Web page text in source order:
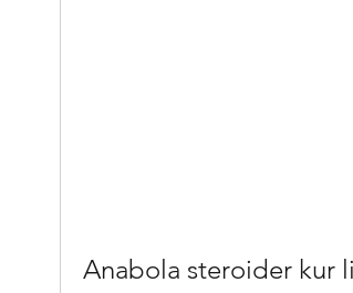
Anabola steroider kur